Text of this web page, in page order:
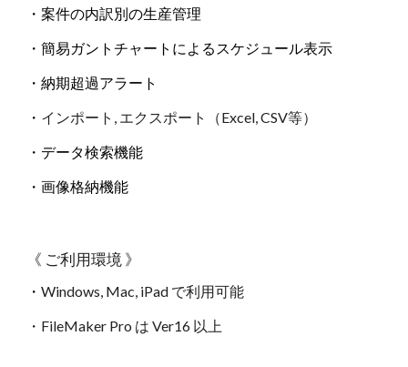
・案件の内訳別の生産管理
・簡易ガントチャートによるスケジュール表示
・納期超過アラート
・ インポート, エクスポート（Excel, CSV等）
・データ検索機能
・画像格納機能
《 ご利用環境 》
・Windows, Mac, iPad で利用可能
・FileMaker Pro は Ver16 以上